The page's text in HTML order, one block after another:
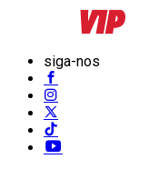
siga-nos